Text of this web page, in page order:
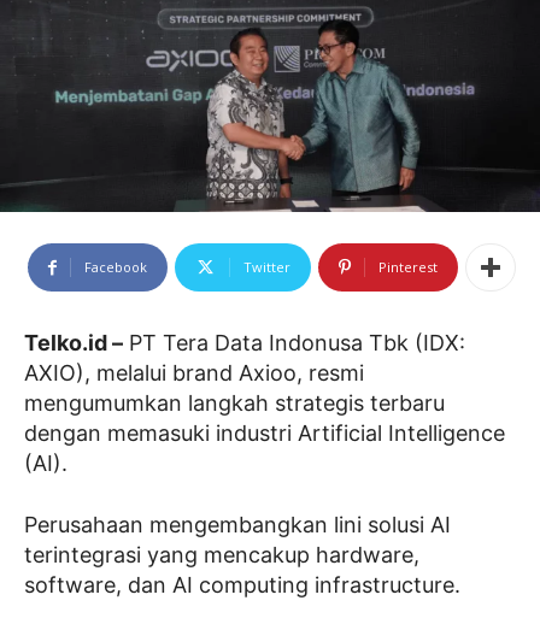
Facebook Twitter Pinterest
Telko.id – PT Tera Data Indonusa Tbk (IDX:
AXIO), melalui brand Axioo, resmi
mengumumkan langkah strategis terbaru
dengan memasuki industri Artificial Intelligence
(AI).
Perusahaan mengembangkan lini solusi AI
terintegrasi yang mencakup hardware,
software, dan AI computing infrastructure.